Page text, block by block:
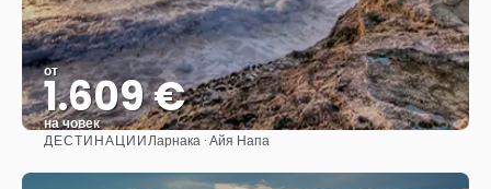
от
1.609 €
на човек
Вижте
ДЕСТИНАЦИИЛарнака · Айя Напа